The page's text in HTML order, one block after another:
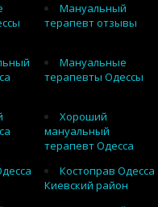
Мануальный
терапевт отзывы
Мануальные
терапевты Одессы
Хороший
мануальный
терапевт Одесса
Костоправ Одесса
Киевский район